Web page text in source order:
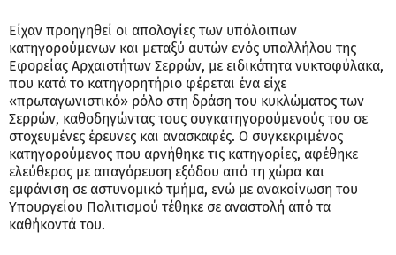
Είχαν προηγηθεί οι απολογίες των υπόλοιπων
κατηγορούμενων και μεταξύ αυτών ενός υπαλλήλου της
Εφορείας Αρχαιοτήτων Σερρών, με ειδικότητα νυκτοφύλακα,
που κατά το κατηγορητήριο φέρεται ένα είχε
«πρωταγωνιστικό» ρόλο στη δράση του κυκλώματος των
Σερρών, καθοδηγώντας τους συγκατηγορούμενούς του σε
στοχευμένες έρευνες και ανασκαφές. Ο συγκεκριμένος
κατηγορούμενος που αρνήθηκε τις κατηγορίες, αφέθηκε
ελεύθερος με απαγόρευση εξόδου από τη χώρα και
εμφάνιση σε αστυνομικό τμήμα, ενώ με ανακοίνωση του
Υπουργείου Πολιτισμού τέθηκε σε αναστολή από τα
καθήκοντά του.